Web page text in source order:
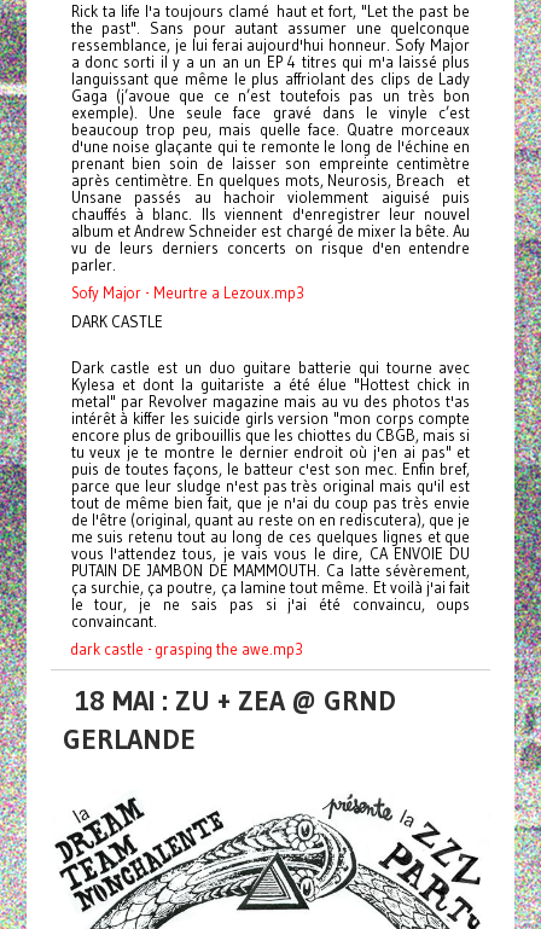
Rick ta life l'a toujours clamé haut et fort, "Let the past be
the past". Sans pour autant assumer une quelconque
ressemblance, je lui ferai aujourd'hui honneur. Sofy Major
a donc sorti il y a un an un EP 4 titres qui m'a laissé plus
languissant que même le plus affriolant des clips de Lady
Gaga (j’avoue que ce n’est toutefois pas un très bon
exemple). Une seule face gravé dans le vinyle c’est
beaucoup trop peu, mais quelle face. Quatre morceaux
d'une noise glaçante qui te remonte le long de l'échine en
prenant bien soin de laisser son empreinte centimètre
après centimètre. En quelques mots, Neurosis, Breach et
Unsane passés au hachoir violemment aiguisé puis
chauffés à blanc. Ils viennent d'enregistrer leur nouvel
album et Andrew Schneider est chargé de mixer la bête. Au
vu de leurs derniers concerts on risque d'en entendre
parler.
Sofy Major - Meurtre a Lezoux.mp3
DARK CASTLE
Dark castle est un duo guitare batterie qui tourne avec
Kylesa et dont la guitariste a été élue "Hottest chick in
metal" par Revolver magazine mais au vu des photos t'as
intérêt à kiffer les suicide girls version "mon corps compte
encore plus de gribouillis que les chiottes du CBGB, mais si
tu veux je te montre le dernier endroit où j'en ai pas" et
puis de toutes façons, le batteur c'est son mec. Enfin bref,
parce que leur sludge n'est pas très original mais qu'il est
tout de même bien fait, que je n'ai du coup pas très envie
de l'être (original, quant au reste on en rediscutera), que je
me suis retenu tout au long de ces quelques lignes et que
vous l'attendez tous, je vais vous le dire, CA ENVOIE DU
PUTAIN DE JAMBON DE MAMMOUTH. Ca latte sévèrement,
ça surchie, ça poutre, ça lamine tout même. Et voilà j'ai fait
le tour, je ne sais pas si j'ai été convaincu, oups
convaincant.
dark castle - grasping the awe.mp3
18 MAI : ZU + ZEA @ GRND
GERLANDE